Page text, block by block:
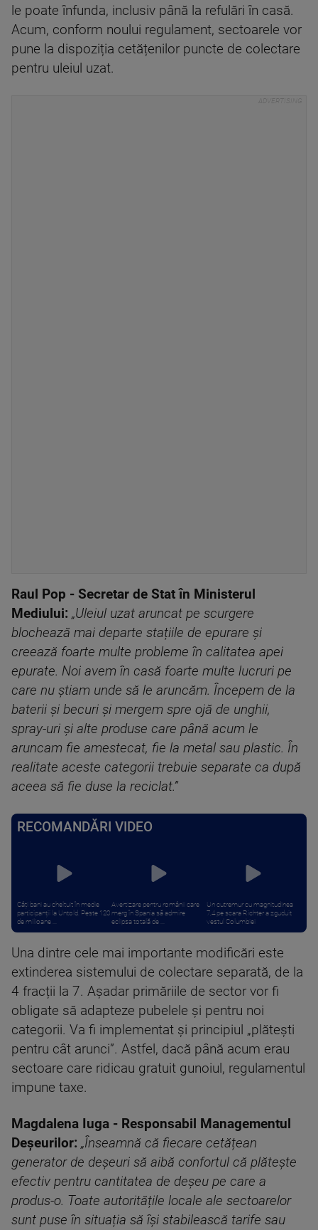
le poate înfunda, inclusiv până la refulări în casă.
Acum, conform noului regulament, sectoarele vor
pune la dispoziția cetățenilor puncte de colectare
pentru uleiul uzat.
Raul Pop - Secretar de Stat în Ministerul
Mediului: „Uleiul uzat aruncat pe scurgere
blochează mai departe stațiile de epurare și
creează foarte multe probleme în calitatea apei
epurate. Noi avem în casă foarte multe lucruri pe
care nu știam unde să le aruncăm. Începem de la
baterii și becuri și mergem spre ojă de unghii,
spray-uri și alte produse care până acum le
aruncam fie amestecat, fie la metal sau plastic. În
realitate aceste categorii trebuie separate ca după
aceea să fie duse la reciclat.”
RECOMANDĂRI VIDEO
Câți bani au cheltuit în medie
participanții la Untold. Peste 120
de milioane ...
Avertizare pentru românii care
merg în Spania să admire
eclipsa totală de ...
Un cutremur cu magnitudinea
7,4 pe scara Richter a zguduit
vestul Columbiei
Una dintre cele mai importante modificări este
extinderea sistemului de colectare separată, de la
4 fracții la 7. Așadar primăriile de sector vor fi
obligate să adapteze pubelele și pentru noi
categorii. Va fi implementat și principiul „plătești
pentru cât arunci”. Astfel, dacă până acum erau
sectoare care ridicau gratuit gunoiul, regulamentul
impune taxe.
Magdalena Iuga - Responsabil Managementul
Deșeurilor: „Înseamnă că fiecare cetățean
generator de deșeuri să aibă confortul că plătește
efectiv pentru cantitatea de deșeu pe care a
produs-o. Toate autoritățile locale ale sectoarelor
sunt puse în situația să își stabilească tarife sau